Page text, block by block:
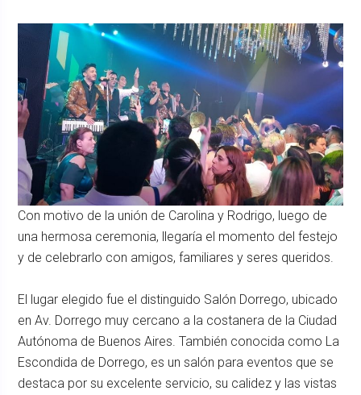
Con motivo de la unión de Carolina y Rodrigo, luego de
una hermosa ceremonia, llegaría el momento del festejo
y de celebrarlo con amigos, familiares y seres queridos.
El lugar elegido fue el distinguido Salón Dorrego, ubicado
en Av. Dorrego muy cercano a la costanera de la Ciudad
Autónoma de Buenos Aires. También conocida como La
Escondida de Dorrego, es un salón para eventos que se
destaca por su excelente servicio, su calidez y las vistas